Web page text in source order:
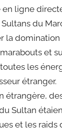
ligne
du
la
et
les
étranger.
étrangère,
Sultan
et les